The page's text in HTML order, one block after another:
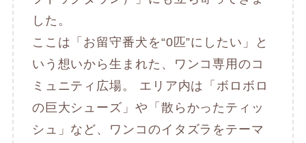
した。
ここは「お留守番犬を“0匹”にしたい」と
いう想いから生まれた、ワンコ専用のコ
ミュニティ広場。 エリア内は「ボロボロ
の巨大シューズ」や「散らかったティッ
シュ」など、ワンコのイタズラをテーマ